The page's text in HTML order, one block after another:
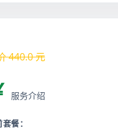
440.0元
服务介绍
餐：